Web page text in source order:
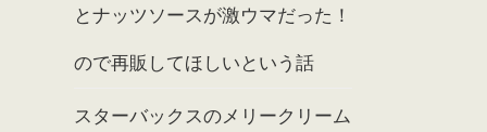
とナッツソースが激ウマだった！
ので再販してほしいという話
スターバックスのメリークリーム